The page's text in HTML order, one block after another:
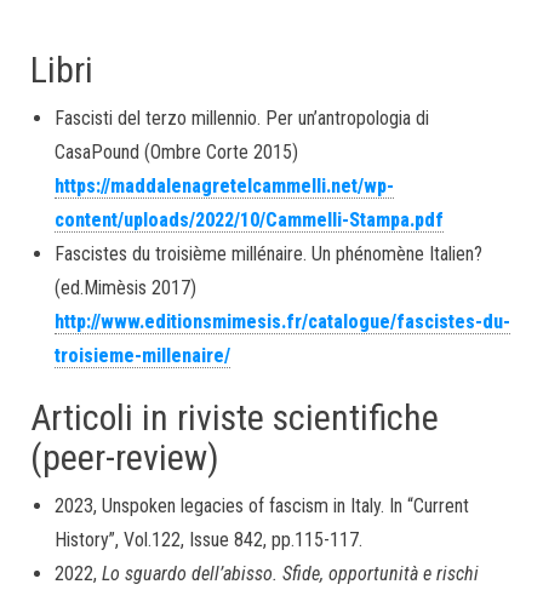
Libri
Fascisti del terzo millennio. Per un’antropologia di
CasaPound (Ombre Corte 2015)
https://maddalenagretelcammelli.net/wp-
content/uploads/2022/10/Cammelli-Stampa.pdf
Fascistes du troisième millénaire. Un phénomène Italien?
(ed.Mimèsis 2017)
http://www.editionsmimesis.fr/catalogue/fascistes-du-
troisieme-millenaire/
Articoli in riviste scientifiche
(peer-review)
2023, Unspoken legacies of fascism in Italy. In “Current
History”, Vol.122, Issue 842, pp.115-117.
2022, Lo sguardo dell’abisso. Sfide, opportunità e rischi